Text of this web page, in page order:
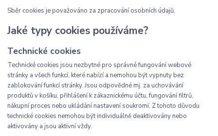
Sběr cookies je považováno za zpracování osobních údajů.
Jaké typy cookies používáme?
Technické cookies
Technické cookies jsou nezbytné pro správné fungování webové
stránky a všech funkcí, které nabízí a nemohou být vypnuty bez
zablokování funkcí stránky. Jsou odpovědné mj. za uchovávání
produktů v košíku, přihlášení k zákaznickému účtu, fungování filtrů,
nákupní proces nebo ukládání nastavení soukromí. Z tohoto důvodu
technické cookies nemohou být individuálně deaktivovány nebo
aktivovány a jsou aktivní vždy.